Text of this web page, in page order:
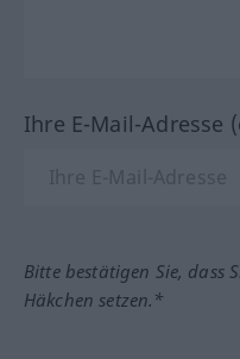
Ihre E-Mail-Adresse
Bitte bestätigen Sie, dass
Häkchen setzen.*